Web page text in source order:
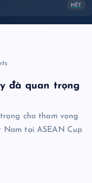
HẾT
đà quan trọng
cho tham vọng
Nam tại ASEAN Cup